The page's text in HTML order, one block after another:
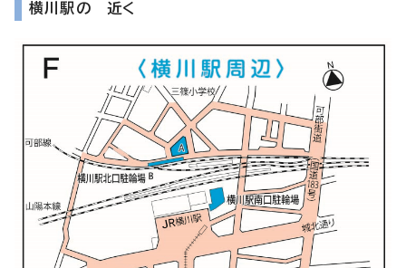
横川駅の 近く